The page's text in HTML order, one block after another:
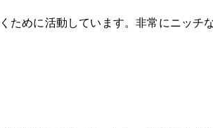
ために活動しています。非常にニッチ